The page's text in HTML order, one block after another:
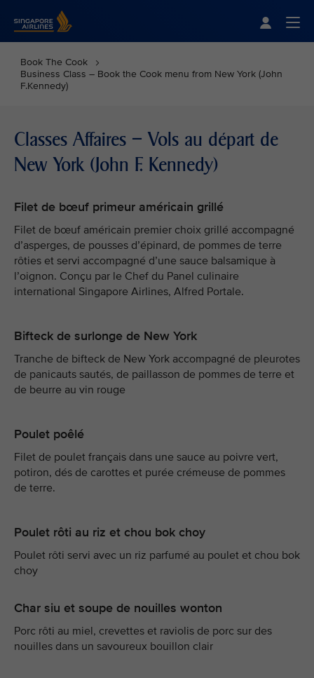
Book The Cook
Business Class – Book the Cook menu from New York (John
F.Kennedy)
Classes Affaires – Vols au départ de
New York (John F. Kennedy)
Filet de bœuf primeur américain grillé
Filet de bœuf américain premier choix grillé accompagné
d’asperges, de pousses d’épinard, de pommes de terre
rôties et servi accompagné d’une sauce balsamique à
l’oignon. Conçu par le Chef du Panel culinaire
international Singapore Airlines, Alfred Portale.
Bifteck de surlonge de New York
Tranche de bifteck de New York accompagné de pleurotes
de panicauts sautés, de paillasson de pommes de terre et
de beurre au vin rouge
Poulet poêlé
Filet de poulet français dans une sauce au poivre vert,
potiron, dés de carottes et purée crémeuse de pommes
de terre.
Poulet rôti au riz et chou bok choy
Poulet rôti servi avec un riz parfumé au poulet et chou bok
choy
Char siu et soupe de nouilles wonton
Porc rôti au miel, crevettes et raviolis de porc sur des
nouilles dans un savoureux bouillon clair